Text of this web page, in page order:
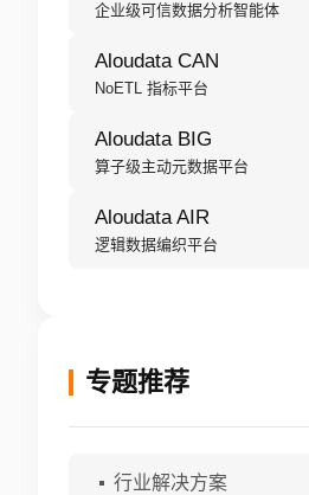
企业级可信数据分析智能体
Aloudata CAN
NoETL 指标平台
Aloudata BIG
算子级主动元数据平台
Aloudata AIR
逻辑数据编织平台
专题推荐
行业解决方案